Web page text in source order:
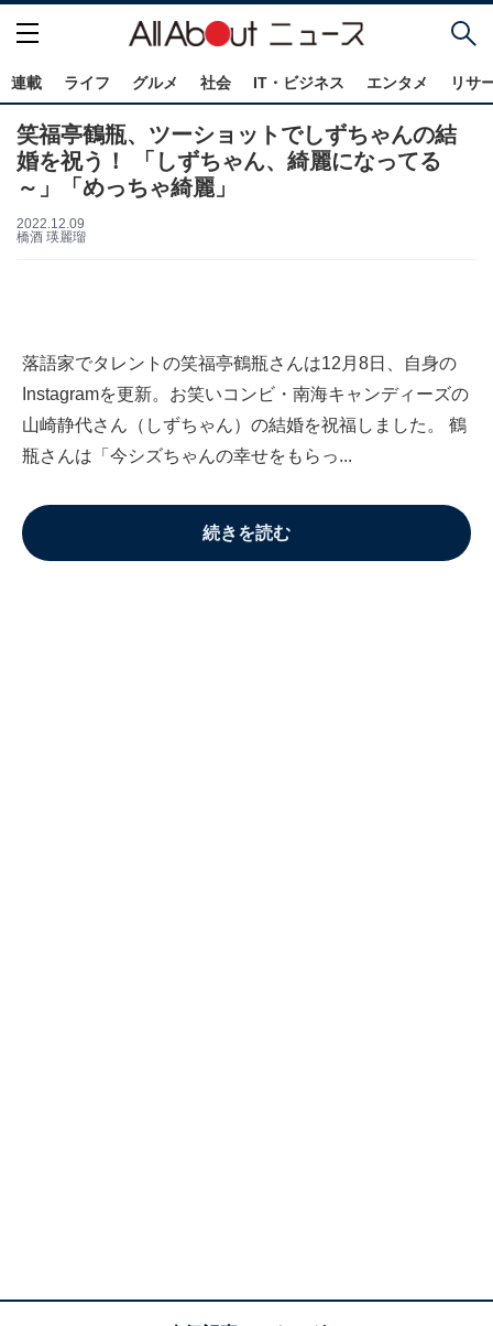
連載 ライフ グルメ 社会 IT・ビジネス エンタメ リサ
笑福亭鶴瓶、ツーショットでしずちゃんの結
婚を祝う！ 「しずちゃん、綺麗になってる
～」「めっちゃ綺麗」
2022.12.09
橋酒 瑛麗瑠
落語家でタレントの笑福亭鶴瓶さんは12月8日、自身の
Instagramを更新。お笑いコンビ・南海キャンディーズの
山崎静代さん（しずちゃん）の結婚を祝福しました。 鶴
瓶さんは「今シズちゃんの幸せをもらっ...
続きを読む